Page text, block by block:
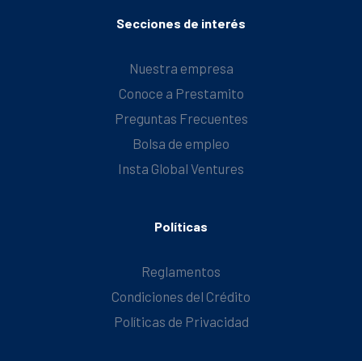
Secciones de interés
Nuestra empresa
Conoce a Prestamito
Preguntas Frecuentes
Bolsa de empleo
Insta Global Ventures
Políticas
Reglamentos
Condiciones del Crédito
Políticas de Privacidad